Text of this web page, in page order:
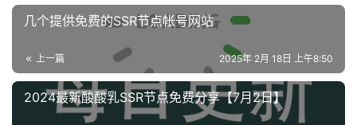
几个提供免费的SSR节点帐号网站
上一篇 2025年 2月 18日 上午8:50
2024最新酸酸乳SSR节点免费分享【7月2日】